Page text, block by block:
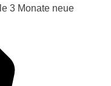
3 Monate neue